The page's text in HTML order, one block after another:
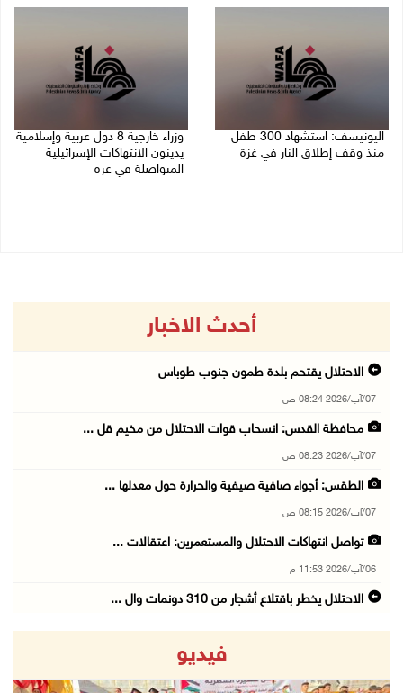
اليونيسف: استشهاد 300 طفل
منذ وقف إطلاق النار في غزة
وزراء خارجية 8 دول عربية وإسلامية
يدينون الانتهاكات الإسرائيلية
المتواصلة في غزة
أحدث الاخبار
الاحتلال يقتحم بلدة طمون جنوب طوباس
07/آب/2026 08:24 ص
محافظة القدس: انسحاب قوات الاحتلال من مخيم قل ...
07/آب/2026 08:23 ص
الطقس: أجواء صافية صيفية والحرارة حول معدلها ...
07/آب/2026 08:15 ص
تواصل انتهاكات الاحتلال والمستعمرين: اعتقالات ...
06/آب/2026 11:53 م
الاحتلال يخطر باقتلاع أشجار من 310 دونمات وال ...
قوات الاحتلال تقتحم يعبد جنوب غرب جنين
06/آب/2026 10:49 م
فيديو